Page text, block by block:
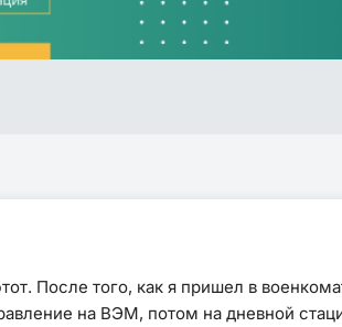
После того, как я пришел в
на ВЭМ, потом на дневной